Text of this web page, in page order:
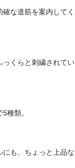
確な道筋を案内して
くらと刺繍されてい
種類。
にも、ちょっと上品